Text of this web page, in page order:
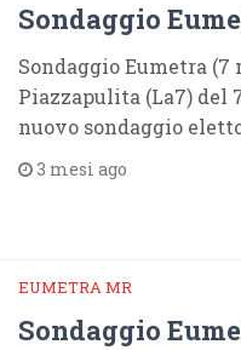
Sondaggio
Sondaggio Eumetra
Piazzapulita (La7) del
nuovo sondaggio
3 mesi ago
EUMETRA MR
Sondaggio